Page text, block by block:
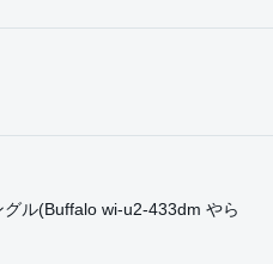
ル(Buffalo wi-u2-433dm やら